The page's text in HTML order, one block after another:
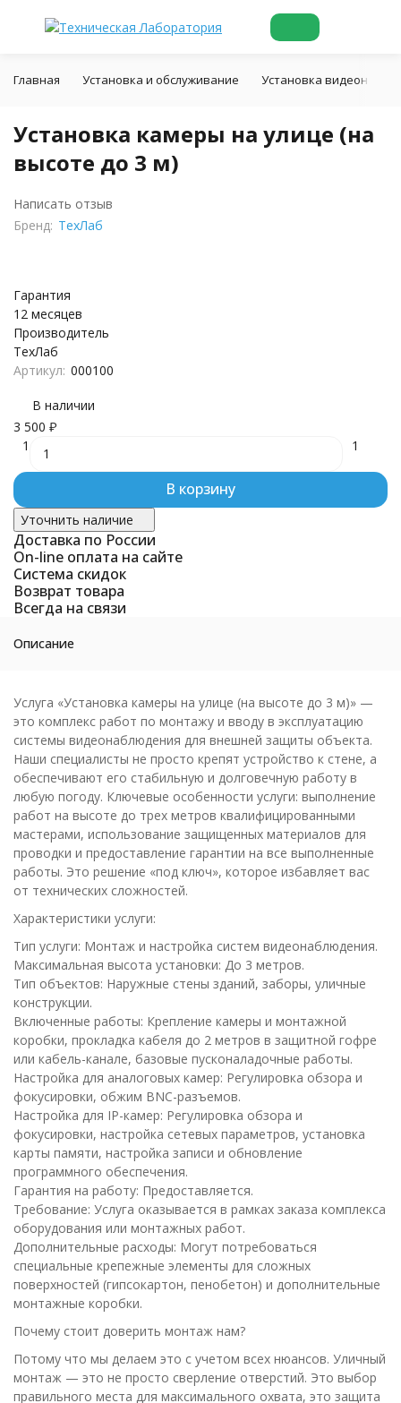
Главная Установка и обслуживание Установка
Установка камеры на улице (на
высоте до 3 м)
Написать отзыв
Бренд: ТехЛаб
Гарантия
12 месяцев
Производитель
ТехЛаб
Артикул: 000100
В наличии
3 500 ₽
1
1
В корзину
Уточнить наличие
Доставка по России
On-line оплата на сайте
Система скидок
Возврат товара
Всегда на связи
Описание
Услуга «Установка камеры на улице (на высоте до 3 м)» —
это комплекс работ по монтажу и вводу в эксплуатацию
системы видеонаблюдения для внешней защиты объекта.
Наши специалисты не просто крепят устройство к стене, а
обеспечивают его стабильную и долговечную работу в
любую погоду. Ключевые особенности услуги: выполнение
работ на высоте до трех метров квалифицированными
мастерами, использование защищенных материалов для
проводки и предоставление гарантии на все выполненные
работы. Это решение «под ключ», которое избавляет вас
от технических сложностей.
Характеристики услуги:
Тип услуги: Монтаж и настройка систем видеонаблюдения.
Максимальная высота установки: До 3 метров.
Тип объектов: Наружные стены зданий, заборы, уличные
конструкции.
Включенные работы: Крепление камеры и монтажной
коробки, прокладка кабеля до 2 метров в защитной гофре
или кабель-канале, базовые пусконаладочные работы.
Настройка для аналоговых камер: Регулировка обзора и
фокусировки, обжим BNC-разъемов.
Настройка для IP-камер: Регулировка обзора и
фокусировки, настройка сетевых параметров, установка
карты памяти, настройка записи и обновление
программного обеспечения.
Гарантия на работу: Предоставляется.
Требование: Услуга оказывается в рамках заказа комплекса
оборудования или монтажных работ.
Дополнительные расходы: Могут потребоваться
специальные крепежные элементы для сложных
поверхностей (гипсокартон, пенобетон) и дополнительные
монтажные коробки.
Почему стоит доверить монтаж нам?
Потому что мы делаем это с учетом всех нюансов. Уличный
монтаж — это не просто сверление отверстий. Это выбор
правильного места для максимального охвата, это защита